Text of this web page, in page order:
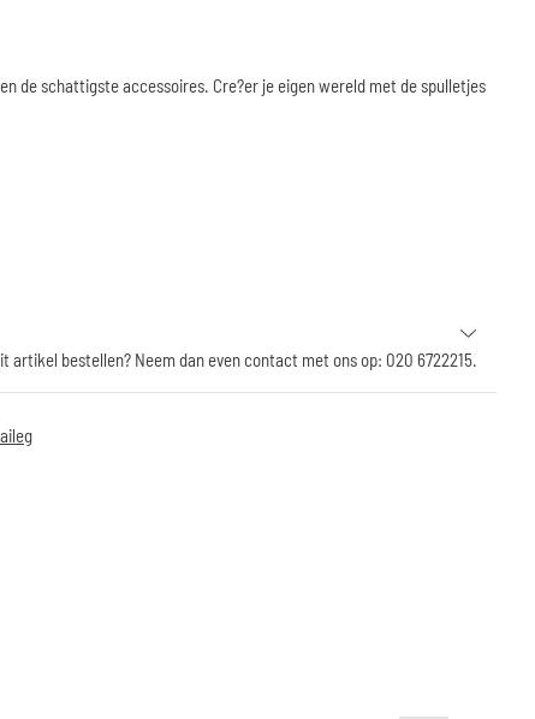
de schattigste accessoires. Cre?er je eigen wereld met de spulletjes
artikel bestellen? Neem dan even contact met ons op: 020 6722215.